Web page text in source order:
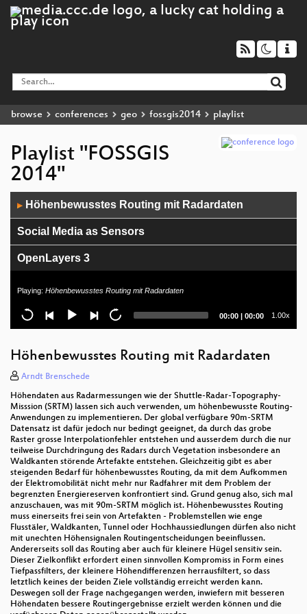
browse conferences geo fossgis2014 playlist
Playlist "FOSSGIS
2014"
Player
▶ Höhenbewusstes Routing mit Radardaten
Social Media as Sensors
OpenLayers 3
OSM-Straßenlistenauswertung
Geologie, Rohstoffe und Bergbau (LGRB) Baden-
Württemberg im Überblick
Eine Undo-Logik für OpenStreetMap
Warum soll ich für Open Source GIS bezahlen?
GDA Wasser – ein praktisches Beispiel für das
komplexe SHOGun-WebGIS Framework
Revertieren - aber richtig
die Zukunft von WebGIS
MapProxy
Kantonales Geoportal GeoView BL
Datenschutz bei der Erhebung und Verarbeitung
von geografischen Informationen
Playing: Höhenbewusstes Routing mit Radardaten
Current
00:00 | Total
00:00 1.00x
Höhenbewusstes Routing mit Radardaten
Arndt Brenschede
Höhendaten aus Radarmessungen wie der Shuttle-Radar-Topography-
Misssion (SRTM) lassen sich auch verwenden, um höhenbewusste Routing-
Anwendungen zu implementieren. Der global verfügbare 90m-SRTM
Datensatz ist dafür jedoch nur bedingt geeignet, da durch das grobe
Raster grosse Interpolationfehler entstehen und ausserdem durch die nur
teilweise Durchdringung des Radars durch Vegetation insbesondere an
Waldkanten störende Artefakte entstehen. Gleichzeitig gibt es aber
steigenden Bedarf für höhenbewusstes Routing, da mit dem Aufkommen
der Elektromobilität nicht mehr nur Radfahrer mit dem Problem der
begrenzten Energiereserven konfrontiert sind. Grund genug also, sich mal
anzuschauen, was mit 90m-SRTM möglich ist. Höhenbewusstes Routing
muss einerseits frei sein von Artefakten - Problemstellen wie enge
Flusstäler, Waldkanten, Tunnel oder Hochhaussiedlungen dürfen also nicht
mit unechten Höhensignalen Routingentscheidungen beeinflussen.
Andererseits soll das Routing aber auch für kleinere Hügel sensitiv sein.
Dieser Zielkonflikt erfordert einen sinnvollen Kompromiss in Form eines
Tiefpassfilters, der kleinere Höhendifferenzen herrausfiltert, so dass
letztlich keines der beiden Ziele vollständig erreicht werden kann.
Deswegen soll der Frage nachgegangen werden, inwiefern mit besseren
Höhendaten bessere Routingergebnisse erzielt werden können und die